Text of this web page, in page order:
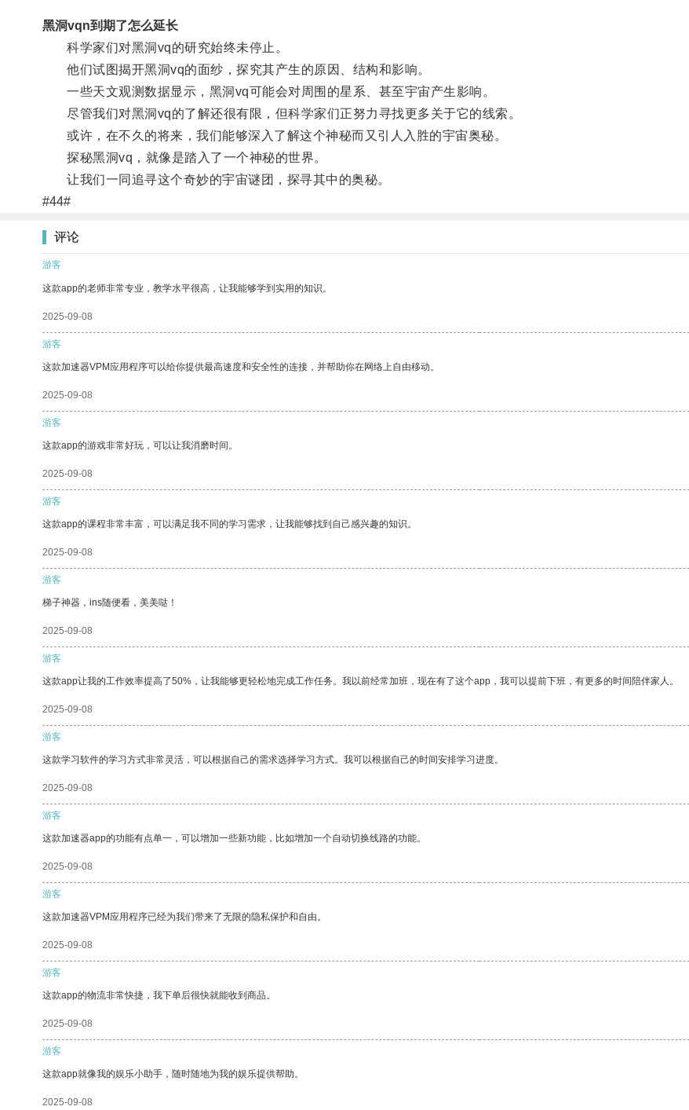
黑洞vqn到期了怎么延长
科学家们对黑洞vq的研究始终未停止。
他们试图揭开黑洞vq的面纱，探究其产生的原因、结构和影响。
一些天文观测数据显示，黑洞vq可能会对周围的星系、甚至宇宙产生影响。
尽管我们对黑洞vq的了解还很有限，但科学家们正努力寻找更多关于它的线索。
或许，在不久的将来，我们能够深入了解这个神秘而又引人入胜的宇宙奥秘。
探秘黑洞vq，就像是踏入了一个神秘的世界。
让我们一同追寻这个奇妙的宇宙谜团，探寻其中的奥秘。
#44#
评论
游客
这款app的老师非常专业，教学水平很高，让我能够学到实用的知识。
2025-09-08
游客
这款加速器VPM应用程序可以给你提供最高速度和安全性的连接，并帮助你在网络上自由移动。
2025-09-08
游客
这款app的游戏非常好玩，可以让我消磨时间。
2025-09-08
游客
这款app的课程非常丰富，可以满足我不同的学习需求，让我能够找到自己感兴趣的知识。
2025-09-08
游客
梯子神器，ins随便看，美美哒！
2025-09-08
游客
这款app让我的工作效率提高了50%，让我能够更轻松地完成工作任务。我以前经常加班，现在有了这个app，我可以提前下班，有更多的时间陪伴家人。
2025-09-08
游客
这款学习软件的学习方式非常灵活，可以根据自己的需求选择学习方式。我可以根据自己的时间安排学习进度。
2025-09-08
游客
这款加速器app的功能有点单一，可以增加一些新功能，比如增加一个自动切换线路的功能。
2025-09-08
游客
这款加速器VPM应用程序已经为我们带来了无限的隐私保护和自由。
2025-09-08
游客
这款app的物流非常快捷，我下单后很快就能收到商品。
2025-09-08
游客
这款app就像我的娱乐小助手，随时随地为我的娱乐提供帮助。
2025-09-08